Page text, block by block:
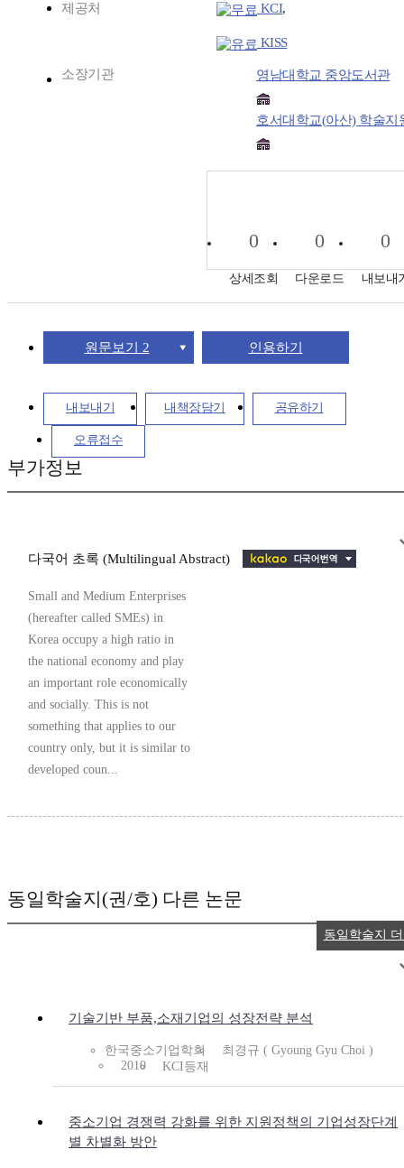
제공처 KCI,
KISS
소장기관 영남대학교 중앙도서관
호서대학교(아산) 학술지
0
상세조회
0
다운로드
0
내보내
원문보기 2 인용하기
내보내기 내책장담기 공유하기
오류접수
부가정보
다국어 초록 (Multilingual Abstract)
Small and Medium Enterprises
(hereafter called SMEs) in
Korea occupy a high ratio in
the national economy and play
an important role economically
and socially. This is not
something that applies to our
country only, but it is similar to
developed coun...
동일학술지(권/호) 다른 논문
기술기반 부품,소재기업의 성장전략 분석
한국중소기업학회
최경규 ( Gyoung Gyu Choi )
2010
KCI등재
중소기업 경쟁력 강화를 위한 지원정책의 기업성장단계
별 차별화 방안
동일학술지